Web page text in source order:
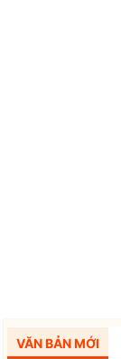
VĂN BẢN MỚI